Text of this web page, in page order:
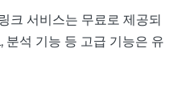
크 서비스는 무료로 제공되
분석 기능 등 고급 기능은 유